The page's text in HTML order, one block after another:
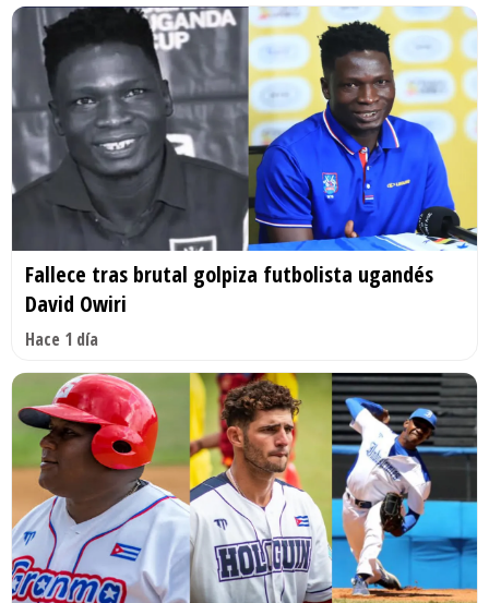
Fallece tras brutal golpiza futbolista ugandés
David Owiri
Hace 1 día